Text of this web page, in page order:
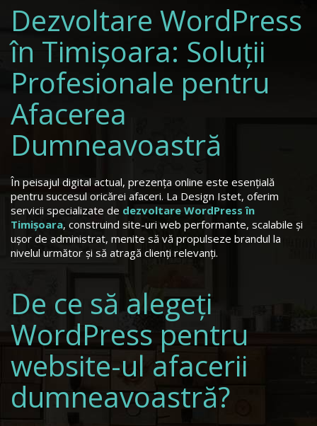
Dezvoltare WordPress
în Timișoara: Soluții
Profesionale pentru
Afacerea
Dumneavoastră
În peisajul digital actual, prezența online este esențială
pentru succesul oricărei afaceri. La Design Istet, oferim
servicii specializate de dezvoltare WordPress în
Timișoara, construind site-uri web performante, scalabile și
ușor de administrat, menite să vă propulseze brandul la
nivelul următor și să atragă clienți relevanți.
De ce să alegeți
WordPress pentru
website-ul afacerii
dumneavoastră?